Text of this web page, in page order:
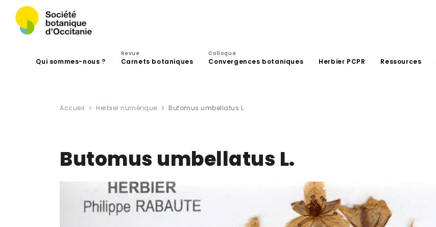
Qui sommes-nous ?
Revue
Carnets botaniques
Colloque
Convergences botaniques Herbier PCPR Ressources
Accueil Herbier numérique Butomus umbellatus L.
Butomus umbellatus L.